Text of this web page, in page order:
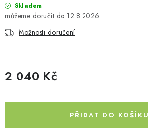
AUTOSTANY
CESTOVNÍ ZAVAZADLA
Skladem
12.8.2026
Možnosti doručení
2 040 Kč
PŘIDAT DO KOŠÍKU